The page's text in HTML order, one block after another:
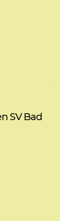
SV Bad